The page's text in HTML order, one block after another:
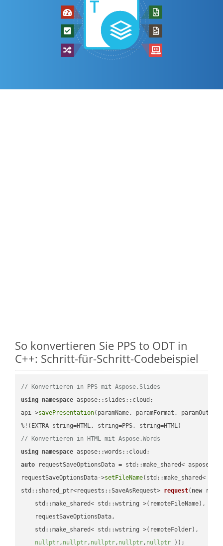
So konvertieren Sie PPS to ODT in
C++: Schritt-für-Schritt-Codebeispiel
// Konvertieren in PPS mit Aspose.Slides
using namespace aspose::slides::cloud;
api->savePresentation(paramName, paramFormat,
// Konvertieren in HTML mit Aspose.Words
using namespace
auto requestSaveOptionsData = std::make_shared<
requestSaveOptionsData->setFileName(std::make_shared<
std::shared_ptr<requests::SaveAsRequest> request( new
    std::make_shared< std::wstring >(remoteFileName),
    requestSaveOptionsData,
    std::make_shared< std::wstring >(remoteFolder),
nullptr, nullptr, nullptr, nullptr, nullptr ))